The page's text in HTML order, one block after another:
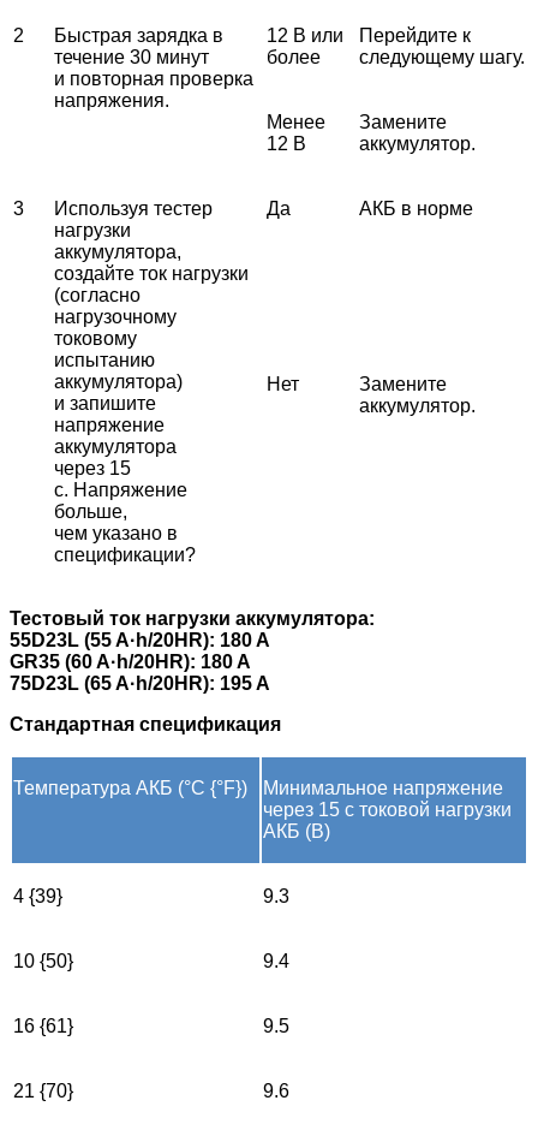
2
Быстрая зарядка в
течение 30 минут
и повторная проверка
напряжения.
12 В или
более
Перейдите к
следующему шагу.
Менее
12 В
Замените
аккумулятор.
3
Используя тестер
нагрузки
аккумулятора,
создайте ток нагрузки
(согласно
нагрузочному
токовому
испытанию
аккумулятора)
и запишите
напряжение
аккумулятора
через 15
с. Напряжение
больше,
чем указано в
спецификации?
Да АКБ в норме
Нет
Замените
аккумулятор.
Тестовый ток нагрузки аккумулятора:
55D23L (55 A·h/20HR): 180 A
GR35 (60 A·h/20HR): 180 A
75D23L (65 A·h/20HR): 195 A
Стандартная спецификация
Температура АКБ (°C {°F})
Минимальное напряжение
через 15 с токовой нагрузки
АКБ (В)
4 {39} 9.3
10 {50} 9.4
16 {61} 9.5
21 {70} 9.6